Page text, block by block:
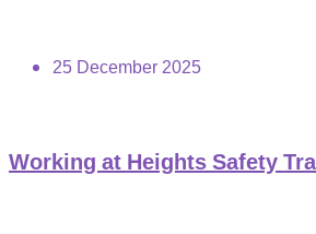
25 December 2025
Working at Heights Safety